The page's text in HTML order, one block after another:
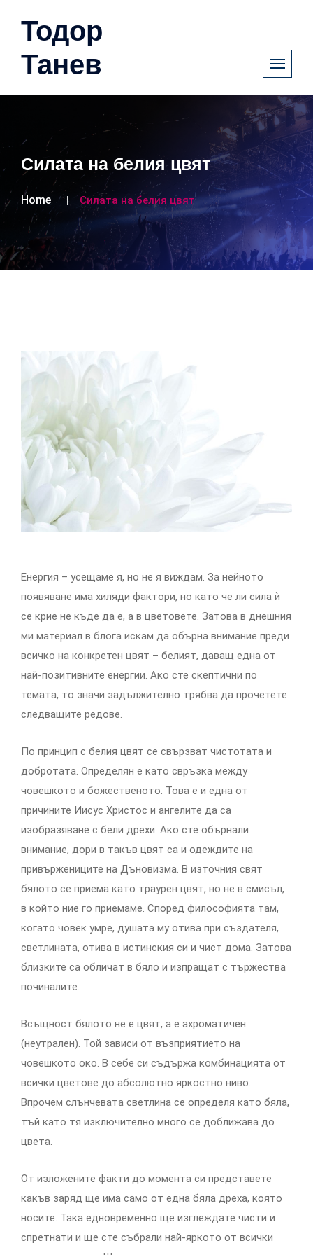
Тодор
Танев
Силата на белия цвят
Home Силата на белия цвят
Енергия – усещаме я, но не я виждам. За нейното
появяване има хиляди фактори, но като че ли сила ѝ
се крие не къде да е, а в цветовете. Затова в днешния
ми материал в блога искам да обърна внимание преди
всичко на конкретен цвят – белият, даващ една от
най-позитивните енергии. Ако сте скептични по
темата, то значи задължително трябва да прочетете
следващите редове.
По принцип с белия цвят се свързват чистотата и
добротата. Определян е като свръзка между
човешкото и божественото. Това е и една от
причините Иисус Христос и ангелите да са
изобразяване с бели дрехи. Ако сте обърнали
внимание, дори в такъв цвят са и одеждите на
привържениците на Дъновизма. В източния свят
бялото се приема като траурен цвят, но не в смисъл,
в който ние го приемаме. Според философията там,
когато човек умре, душата му отива при създателя,
светлината, отива в истинския си и чист дома. Затова
близките са обличат в бяло и изпращат с тържества
починалите.
Всъщност бялото не е цвят, а е ахроматичен
(неутрален). Той зависи от възприятието на
човешкото око. В себе си съдържа комбинацията от
всички цветове до абсолютно яркостно ниво.
Впрочем слънчевата светлина се определя като бяла,
тъй като тя изключително много се доближава до
цвета.
От изложените факти до момента си представете
какъв заряд ще има само от една бяла дреха, която
носите. Така едновременно ще изглеждате чисти и
спретнати и ще сте събрали най-яркото от всички